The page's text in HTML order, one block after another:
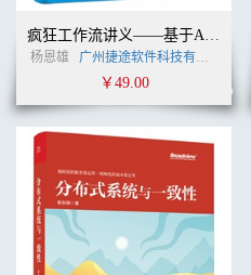
疯狂工作流讲义——基于Activiti的应用开发
杨恩雄 广州捷途软件科技有限公司
￥49.00